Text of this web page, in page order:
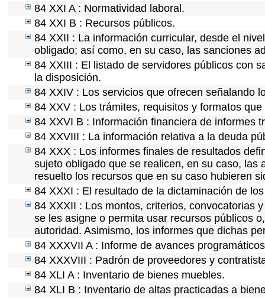
84 XXI A : Normatividad laboral.
84 XXI B : Recursos públicos.
84 XXII : La información curricular, desde el
obligado; así como, en su caso, las sanciones
84 XXIII : El listado de servidores públicos con
la disposición.
84 XXIV : Los servicios que ofrecen señalando
84 XXV : Los trámites, requisitos y formatos que
84 XXVI B : Información financiera de informes
84 XXVIII : La información relativa a la deuda
84 XXX : Los informes finales de resultados
sujeto obligado que se realicen, en su caso,
resuelto los recursos que en su caso hubieren
84 XXXI : El resultado de la dictaminación de
84 XXXII : Los montos, criterios, convocatorias
se les asigne o permita usar recursos públicos
autoridad. Asimismo, los informes que dichas
84 XXXVII A : Informe de avances
84 XXXVIII : Padrón de proveedores y
84 XLI A : Inventario de bienes muebles.
84 XLI B : Inventario de altas practicadas a